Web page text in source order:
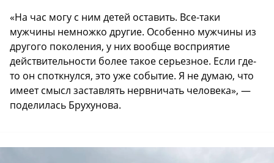
«На час могу с ним детей оставить. Все-таки
мужчины немножко другие. Особенно мужчины из
другого поколения, у них вообще восприятие
действительности более такое серьезное. Если где-
то он споткнулся, это уже событие. Я не думаю, что
имеет смысл заставлять нервничать человека», —
поделилась Брухунова.